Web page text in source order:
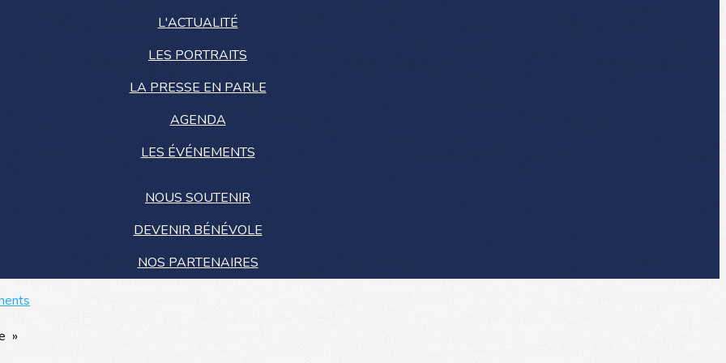
L'ACTUALITÉ
LES PORTRAITS
LA PRESSE EN PARLE
AGENDA
LES ÉVÉNEMENTS
NOUS SOUTENIR
DEVENIR BÉNÉVOLE
NOS PARTENAIRES